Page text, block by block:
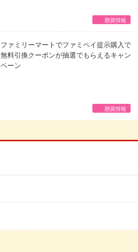
懸賞情報
ファミリーマートでファミペイ提示購入で
無料引換クーポンが抽選でもらえるキャン
ペーン
懸賞情報